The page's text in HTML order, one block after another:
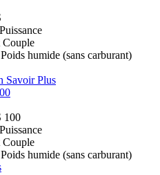
Puissance
Couple
Poids humide (sans carburant)
Savoir Plus
100
Puissance
Couple
Poids humide (sans carburant)